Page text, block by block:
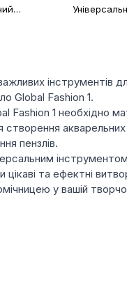
інструментів
Global Fashion 1.
Fashion 1 необхідно
пензлів.
та ефектні
у вашій